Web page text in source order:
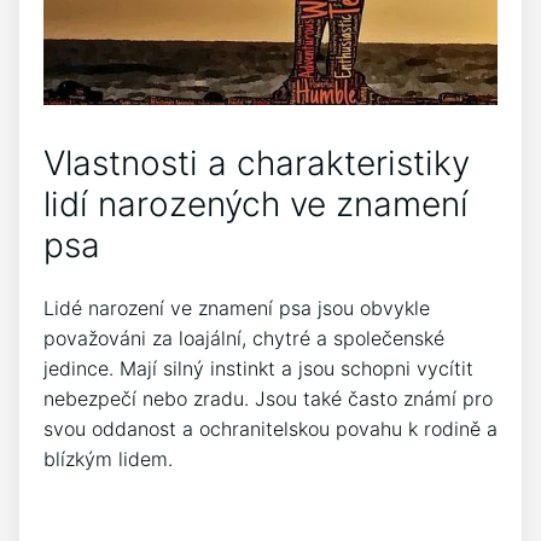
Vlastnosti a charakteristiky
lidí narozených ve znamení
psa
Lidé narození ve znamení psa jsou obvykle
považováni za loajální, chytré a společenské
jedince. Mají silný instinkt a jsou schopni vycítit
nebezpečí nebo zradu. Jsou také často známí pro
svou oddanost a ochranitelskou povahu k rodině a
blízkým lidem.